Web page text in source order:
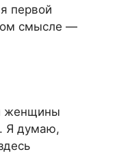
первой
смысле —
женщины
Я думаю,